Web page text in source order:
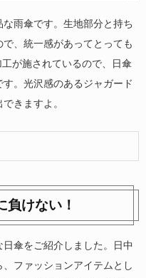
雨傘です。生地部分と持ち
、統一感があってとっても
が施されているので、日傘
。光沢感のあるジャガード
きますよ。
負けない！
傘をご紹介しました。日中
ファッションアイテムとし